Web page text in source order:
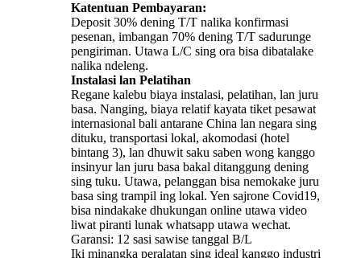
Katentuan Pembayaran:
Deposit 30% dening T/T nalika konfirmasi
pesenan, imbangan 70% dening T/T sadurunge
pengiriman. Utawa L/C sing ora bisa dibatalake
nalika ndeleng.
Instalasi lan Pelatihan
Regane kalebu biaya instalasi, pelatihan, lan juru
basa. Nanging, biaya relatif kayata tiket pesawat
internasional bali antarane China lan negara sing
dituku, transportasi lokal, akomodasi (hotel
bintang 3), lan dhuwit saku saben wong kanggo
insinyur lan juru basa bakal ditanggung dening
sing tuku. Utawa, pelanggan bisa nemokake juru
basa sing trampil ing lokal. Yen sajrone Covid19,
bisa nindakake dhukungan online utawa video
liwat piranti lunak whatsapp utawa wechat.
Garansi: 12 sasi sawise tanggal B/L
Iki minangka peralatan sing ideal kanggo industri